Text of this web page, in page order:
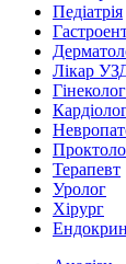
Педіатрія
Лікар
Гінеколог
Терапевт
Уролог
Хірург